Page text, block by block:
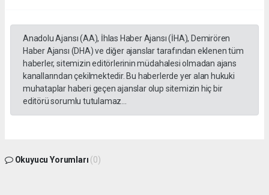
Anadolu Ajansı (AA), İhlas Haber Ajansı (İHA), Demirören
Haber Ajansı (DHA) ve diğer ajanslar tarafından eklenen tüm
haberler, sitemizin editörlerinin müdahalesi olmadan ajans
kanallarından çekilmektedir. Bu haberlerde yer alan hukuki
muhataplar haberi geçen ajanslar olup sitemizin hiç bir
editörü sorumlu tutulamaz...
Okuyucu Yorumları (0)